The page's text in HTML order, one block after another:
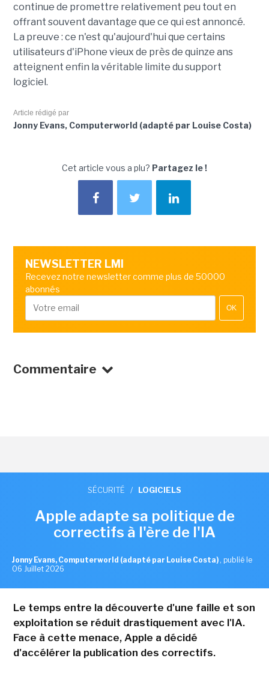
continue de promettre relativement peu tout en
offrant souvent davantage que ce qui est annoncé.
La preuve : ce n'est qu'aujourd'hui que certains
utilisateurs d'iPhone vieux de près de quinze ans
atteignent enfin la véritable limite du support
logiciel.
Article rédigé par
Jonny Evans, Computerworld (adapté par Louise Costa)
Cet article vous a plu? Partagez le !
NEWSLETTER LMI
Recevez notre newsletter comme plus de 50000
abonnés
OK
Commentaire
SÉCURITÉ / LOGICIELS
Apple adapte sa politique de
correctifs à l'ère de l'IA
Jonny Evans, Computerworld (adapté par Louise Costa) , publié le
06 Juillet 2026
Le temps entre la découverte d'une faille et son
exploitation se réduit drastiquement avec l'IA.
Face à cette menace, Apple a décidé
d'accélérer la publication des correctifs.